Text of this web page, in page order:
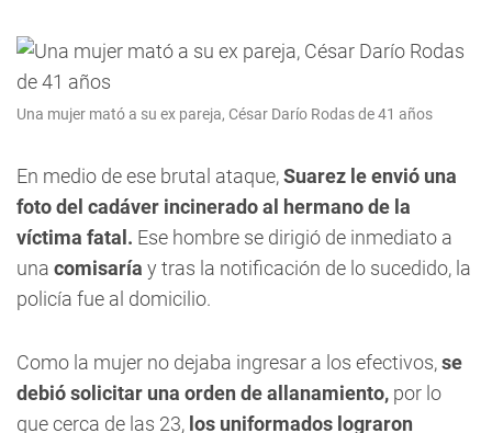
Una mujer mató a su ex pareja, César Darío Rodas de 41 años
En medio de ese brutal ataque,Suarez le envió una
foto del cadáver incinerado al hermano de la
víctima fatal. Ese hombre se dirigió de inmediato a
una comisaría y tras la notificación de lo sucedido, la
policía fue al domicilio.
Como la mujer no dejaba ingresar a los efectivos,se
debió solicitar una orden de allanamiento, por lo
que cerca de las 23, los uniformados lograron